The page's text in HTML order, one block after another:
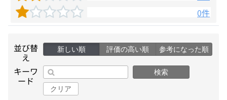
0件
並び替
え
新しい順 評価の高い順 参考になった順
キーワ
ード
検索
クリア